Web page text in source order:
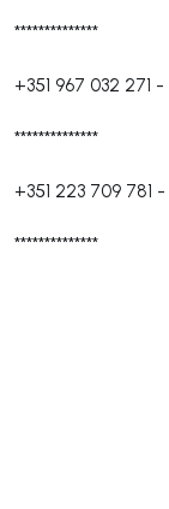
**************
+351 967 032 271 -
**************
+351 223 709 781 -
**************